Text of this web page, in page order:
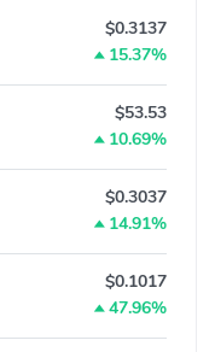
$0.3137
15.37%
$53.53
10.69%
$0.3037
14.91%
$0.1017
47.96%